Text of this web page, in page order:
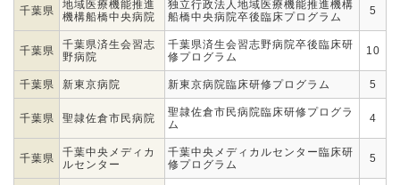
千葉県
地域医療機能推進
機構船橋中央病院
独立行政法人地域医療機能推進機構
船橋中央病院卒後臨床プログラム
5
千葉県
千葉県済生会習志
野病院
千葉県済生会習志野病院卒後臨床研
修プログラム
10
千葉県 新東京病院 新東京病院臨床研修プログラム 5
千葉県 聖隷佐倉市民病院
聖隷佐倉市民病院臨床研修プログラ
ム
4
千葉県
千葉中央メディカ
ルセンター
千葉中央メディカルセンター臨床研
修プログラム
5